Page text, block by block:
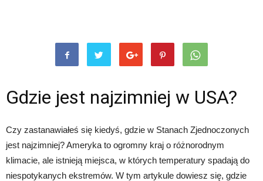
Gdzie jest najzimniej w USA?
Czy zastanawiałeś się kiedyś, gdzie w Stanach Zjednoczonych
jest najzimniej? Ameryka to ogromny kraj o różnorodnym
klimacie, ale istnieją miejsca, w których temperatury spadają do
niespotykanych ekstremów. W tym artykule dowiesz się, gdzie